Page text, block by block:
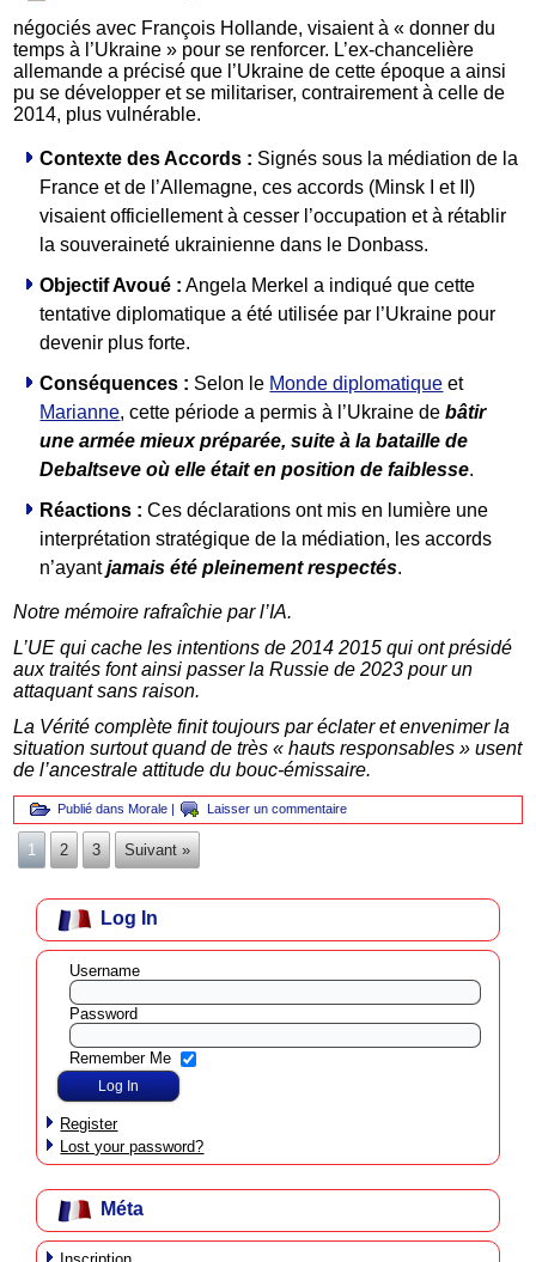
négociés avec François Hollande, visaient à « donner du
temps à l’Ukraine » pour se renforcer. L’ex-chancelière
allemande a précisé que l’Ukraine de cette époque a ainsi
pu se développer et se militariser, contrairement à celle de
2014, plus vulnérable.
Contexte des Accords : Signés sous la médiation de la
France et de l’Allemagne, ces accords (Minsk I et II)
visaient officiellement à cesser l’occupation et à rétablir
la souveraineté ukrainienne dans le Donbass.
Objectif Avoué : Angela Merkel a indiqué que cette
tentative diplomatique a été utilisée par l’Ukraine pour
devenir plus forte.
Conséquences : Selon le Monde diplomatique et
Marianne, cette période a permis à l’Ukraine debâtir
une armée mieux préparée, suite à la bataille de
Debaltseve où elle était en position de faiblesse.
Réactions : Ces déclarations ont mis en lumière une
interprétation stratégique de la médiation, les accords
n’ayantjamais été pleinement respectés.
Notre mémoire rafraîchie par l’IA.
L’UE qui cache les intentions de 2014 2015 qui ont présidé
aux traités font ainsi passer la Russie de 2023 pour un
attaquant sans raison.
La Vérité complète finit toujours par éclater et envenimer la
situation surtout quand de très « hauts responsables » usent
de l’ancestrale attitude du bouc-émissaire.
Publié dans Morale | Laisser un commentaire
1 2 3 Suivant »
Log In
Username
Password
Remember Me
Register
Lost your password?
Méta